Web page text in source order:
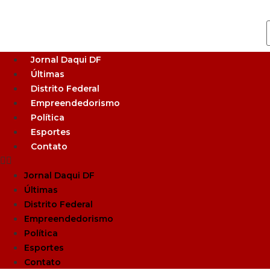
Jornal Daqui DF
Últimas
Distrito Federal
Empreendedorismo
Política
Esportes
Contato
Jornal Daqui DF
Últimas
Distrito Federal
Empreendedorismo
Política
Esportes
Contato